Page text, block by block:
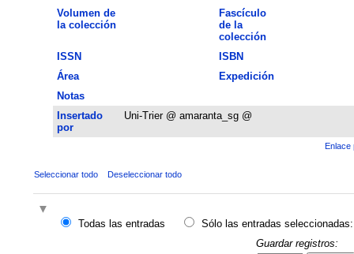
Volumen de
la colección
Fascículo
de la
colección
ISSN
ISBN
Área
Expedición
Notas
Insertado
por
Uni-Trier @ amaranta_sg @
Enlace
Seleccionar todo Deseleccionar todo
Todas las entradas
Sólo las entradas seleccionadas:
Guardar registros: